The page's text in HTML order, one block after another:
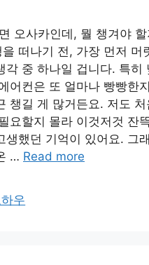
오사카인데, 뭘 챙겨야
떠나기 전, 가장 먼저 머
각 중 하나일 겁니다. 특히
어컨은 또 얼마나 빵빵한
챙길 게 많거든요. 저도
요할지 몰라 이것저것 잔
생했던 기억이 있어요. 그
… Read more
하우